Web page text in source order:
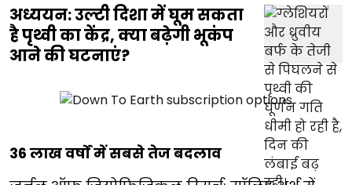
अध्ययन: उल्टी दिशा में घूम सकता
है पृथ्वी का केंद्र, क्या बढ़ेगी भूकंप
आने की घटनाएं?
36 लाख वर्षों में सबसे तेज बदलाव